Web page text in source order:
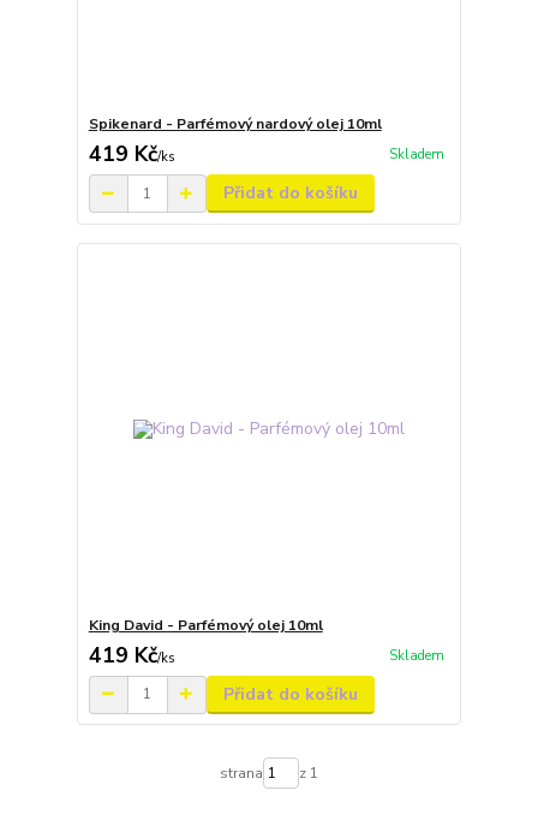
Spikenard - Parfémový nardový olej 10ml
419 Kč/ks Skladem
Přidat do košíku
King David - Parfémový olej 10ml
419 Kč/ks Skladem
Přidat do košíku
strana z 1